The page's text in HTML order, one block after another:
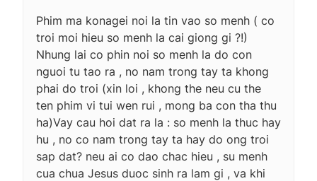
Phim ma konagei noi la tin vao so menh ( co
troi moi hieu so menh la cai giong gi ?!)
Nhung lai co phin noi so menh la do con
nguoi tu tao ra , no nam trong tay ta khong
phai do troi (xin loi , khong the neu cu the
ten phim vi tui wen rui , mong ba con tha thu
ha)Vay cau hoi dat ra la : so menh la thuc hay
hu , no co nam trong tay ta hay do ong troi
sap dat? neu ai co dao chac hieu , su menh
cua chua Jesus duoc sinh ra lam gi , va khi